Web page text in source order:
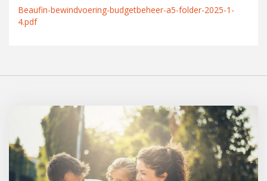
Beaufin-bewindvoering-budgetbeheer-a5-folder-2025-1-
4.pdf